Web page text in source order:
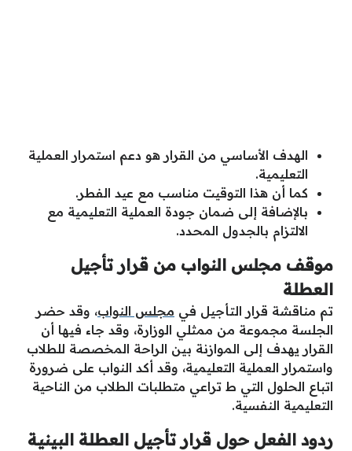
الهدف الأساسي من القرار هو دعم استمرار العملية
التعليمية.
كما أن هذا التوقيت مناسب مع عيد الفطر.
بالإضافة إلى ضمان جودة العملية التعليمية مع
الالتزام بالجدول المحدد.
موقف مجلس النواب من قرار تأجيل
العطلة
تم مناقشة قرار التأجيل في مجلس النواب، وقد حضر
الجلسة مجموعة من ممثلي الوزارة، وقد جاء فيها أن
القرار يهدف إلى الموازنة بين الراحة المخصصة للطلاب
واستمرار العملية التعليمية، وقد أكد النواب على ضرورة
اتباع الحلول التي ط تراعي متطلبات الطلاب من الناحية
التعليمية النفسية.
ردود الفعل حول قرار تأجيل العطلة البينية